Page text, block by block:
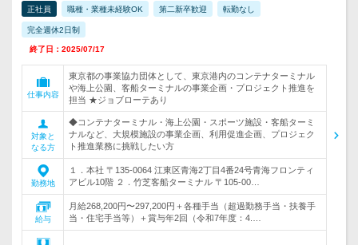
正社員 職種・業種未経験OK 第二新卒歓迎 転勤なし
完全週休2日制
終了日：2025/07/17
仕事内容
東京都の事業協力団体として、東京港内のコンテナターミナル
や海上公園、客船ターミナルの事業企画・プロジェクト推進を
担当 ★ジョブローテあり
対象と
なる方
◆コンテナターミナル・海上公園・スポーツ施設・客船ターミ
ナルなど、大規模施設の事業企画、利用促進企画、プロジェク
ト推進業務に挑戦したい方
勤務地
１．本社 〒135-0064 江東区青海2丁目4番24号青海フロンティ
アビル10階 ２．竹芝客船ターミナル 〒105-00…
給与
月給268,200円〜297,200円＋各種手当（超過勤務手当・扶養手
当・住宅手当等）＋賞与年2回（令和7年度：4.…